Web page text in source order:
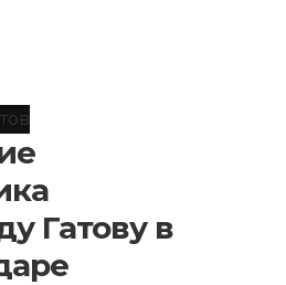
Гатову в